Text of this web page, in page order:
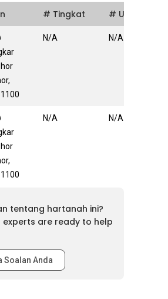
# Tingkat # Units
N/A N/A
N/A N/A
tentang hartanah ini?
experts are ready to help
Soalan Anda